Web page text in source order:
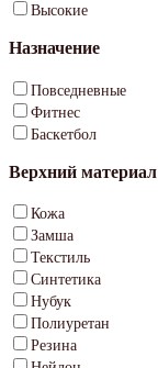
Высокие
Назначение
Повседневные
Фитнес
Баскетбол
Верхний материал
Кожа
Замша
Текстиль
Синтетика
Нубук
Полиуретан
Резина